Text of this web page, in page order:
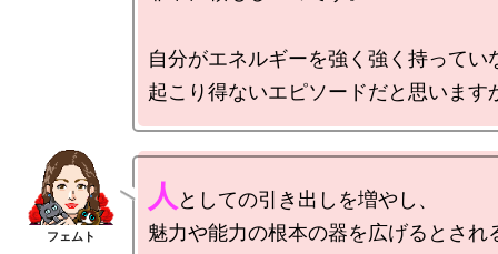
自分がエネルギーを強く強く持ってい
人 としての引き出しを増やし、
魅力や能力の根本の器を広げるとされ